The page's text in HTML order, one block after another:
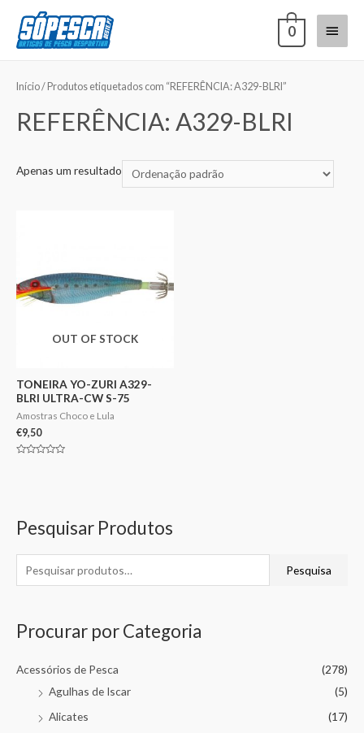
0
Pesquisar Produtos
Pesquisa
Procurar por Categoria
Acessórios de Pesca
(278)
Agulhas de Iscar
(5)
Alicates
(17)
Início/ Produtos etiquetados com “REFERÊNCIA: A329-BLRI”
REFERÊNCIA: A329-BLRI
Apenas um resultado
OUT OF STOCK
TONEIRA YO-ZURI A329-
BLRI ULTRA-CW S-75
Amostras Choco e Lula
€9,50